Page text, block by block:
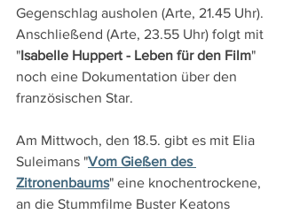
Gegenschlag ausholen (Arte, 21.45 Uhr).
Anschließend (Arte, 23.55 Uhr) folgt mit
"Isabelle Huppert - Leben für den Film"
noch eine Dokumentation über den
französischen Star.
Am Mittwoch, den 18.5. gibt es mit Elia
Suleimans "Vom Gießen des
Zitronenbaums" eine knochentrockene,
an die Stummfilme Buster Keatons